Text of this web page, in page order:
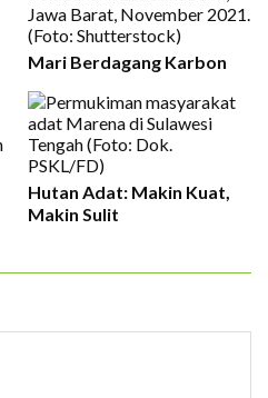
Mari Berdagang Karbon
Hutan Adat: Makin Kuat,
Makin Sulit